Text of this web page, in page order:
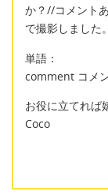
か？//コメント
で撮影しました。
単語：
comment コメ
お役に立てれば
Coco